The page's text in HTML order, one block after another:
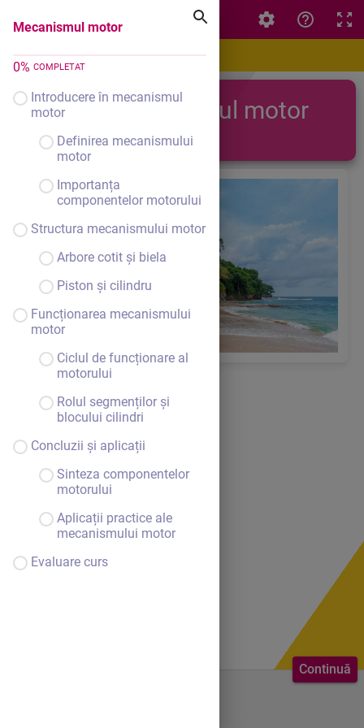
Mecanismul motor
0% COMPLETAT
Introducere în mecanismul
motor
Definirea mecanismului
motor
Importanța
componentelor motorului
Structura mecanismului motor
Arbore cotit și biela
Piston și cilindru
Funcționarea mecanismului
motor
Ciclul de funcționare al
motorului
Rolul segmenților și
blocului cilindri
Concluzii și aplicații
Sinteza componentelor
motorului
Aplicații practice ale
mecanismului motor
Evaluare curs
Continuă
Mecanismul motor
Mecanismul motor